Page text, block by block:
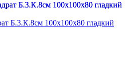
Б.3.К.8см 100х100х80 гладкий